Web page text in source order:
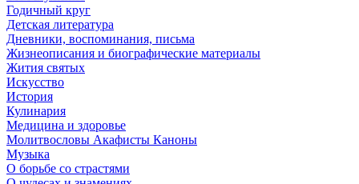
Годичный круг
Детская литература
Дневники, воспоминания, письма
Жизнеописания и биографические материалы
Жития святых
Искусство
История
Кулинария
Медицина и здоровье
Молитвословы Акафисты Каноны
Музыка
О борьбе со страстями